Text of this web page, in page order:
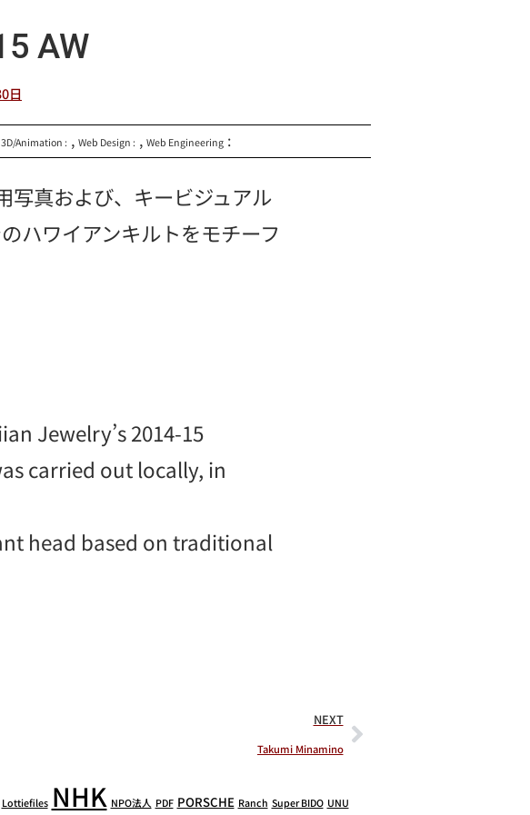
AW
日
3D/Animation : , Web Design : , Web Engineering:
写真および、キービジュアル
ハワイアンキルトをモチーフ
Jewelry’s 2014-15
carried out locally, in
head based on traditional
NEXT
Takumi Minamino
Lottiefiles NHK NPO法人 PDF PORSCHE Ranch Super BIDO UNU